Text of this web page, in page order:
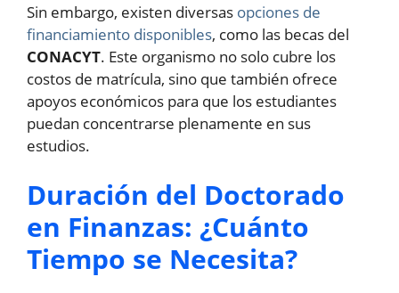
Sin embargo, existen diversas opciones de
financiamiento disponibles, como las becas del
CONACYT. Este organismo no solo cubre los
costos de matrícula, sino que también ofrece
apoyos económicos para que los estudiantes
puedan concentrarse plenamente en sus
estudios.
Duración del Doctorado
en Finanzas: ¿Cuánto
Tiempo se Necesita?